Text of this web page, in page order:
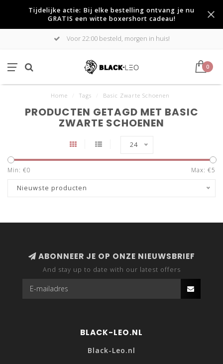
Tijdelijke actie: Bij elke bestelling ontvang je nu
GRATIS een witte boxershort cadeau!
Voor 22:00 besteld, morgen in huis!
0
Home Tags Basic Zwarte Schoenen
PRODUCTEN GETAGD MET BASIC
ZWARTE SCHOENEN
24
Min: €0 Max: €5
Nieuwste producten
ABONNEER JE OP ONZE NIEUWSBRIEF
And stay up to date with our latest offers
BLACK-LEO.NL
Black-Leo.nl